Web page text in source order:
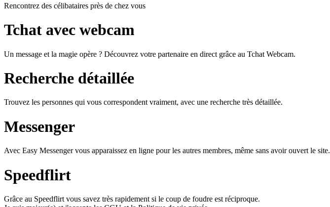
Rencontrez des célibataires près de chez vous
Tchat avec webcam
Un message et la magie opère ? Découvrez votre partenaire en direct grâce au Tchat Webcam.
Recherche détaillée
Trouvez les personnes qui vous correspondent vraiment, avec une recherche très détaillée.
Messenger
Avec Easy Messenger vous apparaissez en ligne pour les autres membres, même sans avoir ouvert le site.
Speedflirt
Grâce au Speedflirt vous savez très rapidement si le coup de foudre est réciproque.